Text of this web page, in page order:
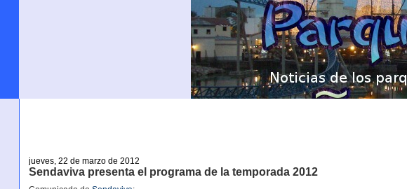
jueves, 22 de marzo de 2012
Sendaviva presenta el programa de la temporada 2012